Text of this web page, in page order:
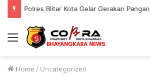
Menu
Home / Uncategorized